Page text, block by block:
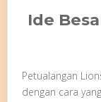
Ide
Petualangan
dengan cara